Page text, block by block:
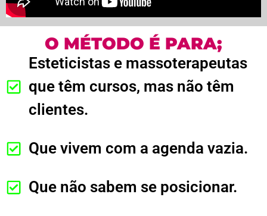
O MÉTODO É PARA;
Esteticistas e massoterapeutas
que têm cursos, mas não têm
clientes.
Que vivem com a agenda vazia.
Que não sabem se posicionar.